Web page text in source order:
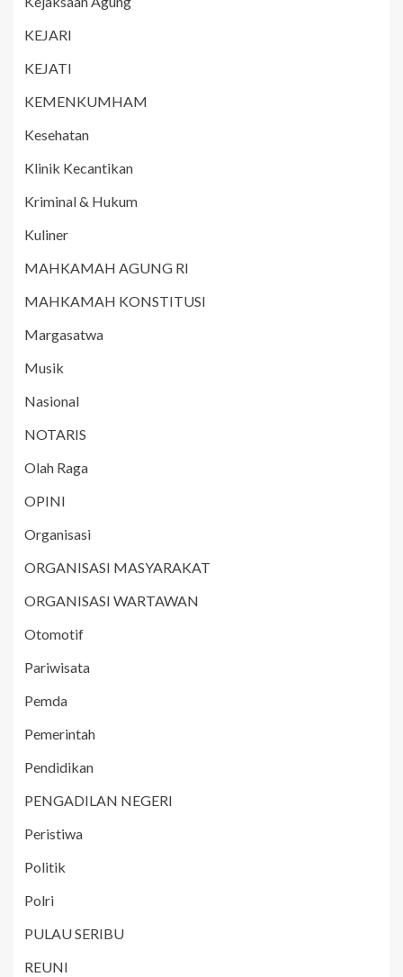
KEJARI
KEJATI
KEMENKUMHAM
Kesehatan
Klinik Kecantikan
Kriminal & Hukum
Kuliner
MAHKAMAH AGUNG RI
MAHKAMAH KONSTITUSI
Margasatwa
Musik
Nasional
NOTARIS
Olah Raga
OPINI
Organisasi
ORGANISASI MASYARAKAT
ORGANISASI WARTAWAN
Otomotif
Pariwisata
Pemda
Pemerintah
Pendidikan
PENGADILAN NEGERI
Peristiwa
Politik
Polri
PULAU SERIBU
REUNI